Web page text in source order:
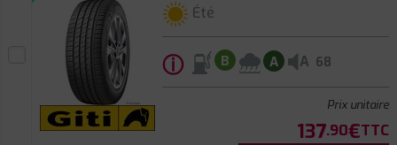
Été
ⓘ B A A 68
Prix unitaire
137.90€TTC